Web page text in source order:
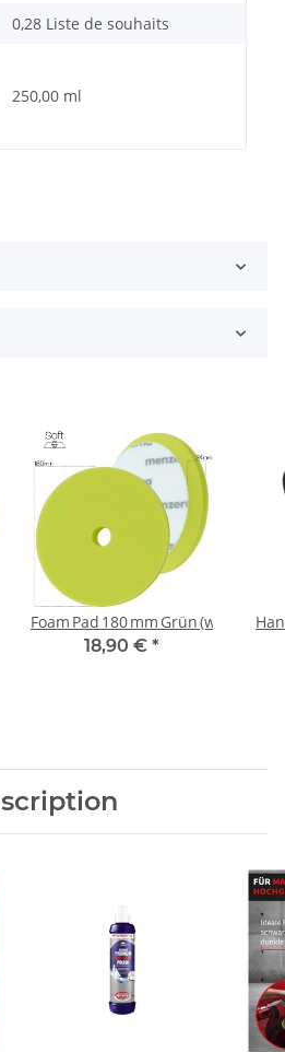
0,28 Liste de souhaits
250,00 ml
Foam Pad 180 mm Grün (weich)
18,90 € *